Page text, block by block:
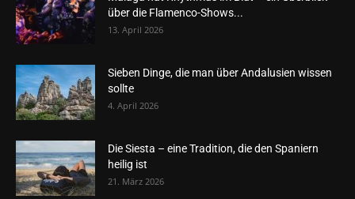
über die Flamenco-Shows...
13. April 2026
Sieben Dinge, die man über Andalusien wissen
sollte
4. April 2026
Die Siesta – eine Tradition, die den Spaniern
heilig ist
21. März 2026